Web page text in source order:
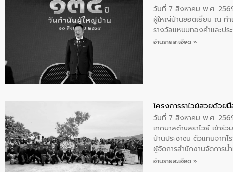
วันที่ 7 สิงหาคม พ.ศ.
ผู้ใหญ่บ้านยอดเยี่ยม ณ ทำ
รางวัลแหนบทองคำและป
อ่านรายละเอียด »
โครงการราไวย์สวยด้วยมื
วันที่ 7 สิงหาคม พ.ศ.
เทศบาลตำบลราไวย์ เข้าร่
บ้านประชาชน ตัวแทนจาก
ผู้จัดการสำนักงานจัดการน้
บริเวณแหลมพรหมเทพ หมู่
อ่านรายละเอียด »